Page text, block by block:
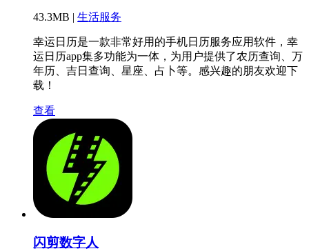
43.3MB | 生活服务
幸运日历是一款非常好用的手机日历服务应用软件，幸
运日历app集多功能为一体，为用户提供了农历查询、万
年历、吉日查询、星座、占卜等。感兴趣的朋友欢迎下
载！
查看
闪剪数字人